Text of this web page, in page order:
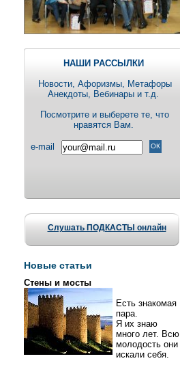
НАШИ РАССЫЛКИ
Новости, Aфоризмы, Метафоры
Анекдоты, Вебинары и т.д.
Посмотрите и выберете те, что
нравятся Вам.
e-mail
Слушать ПОДКАСТЫ онлайн
Новые статьи
Стены и мосты
Есть знакомая
пара.
Я их знаю
много лет. Всю
молодость они
искали себя.